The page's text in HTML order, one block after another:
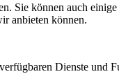
Sie können auch
anbieten können.
Dienste und